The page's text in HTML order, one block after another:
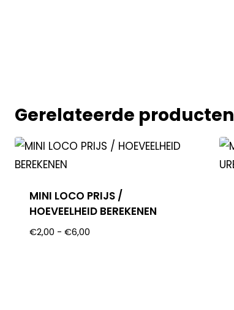
Gerelateerde producten
MINI LOCO PRIJS /
HOEVEELHEID BEREKENEN
€2,00 - €6,00